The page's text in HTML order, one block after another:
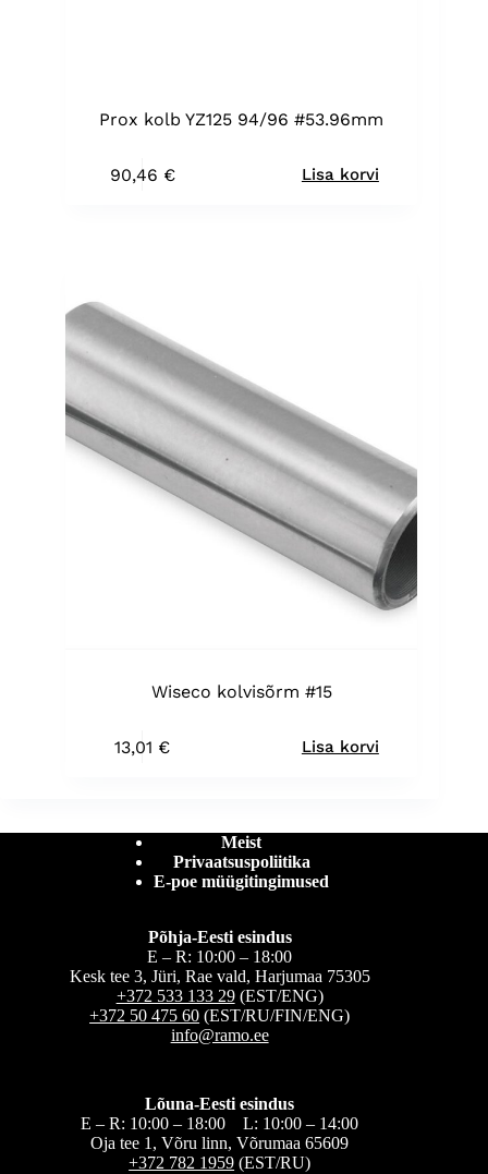
Prox kolb YZ125 94/96 #53.96mm
90,46 € Lisa korvi
Wiseco kolvisõrm #15
13,01 € Lisa korvi
Meist
Privaatsuspoliitika
E-poe müügitingimused
Põhja-Eesti esindus
E – R: 10:00 – 18:00
Kesk tee 3, Jüri, Rae vald, Harjumaa 75305
+372 533 133 29(EST/ENG)
+372 50 475 60 (EST/RU/FIN/ENG)
info@ramo.ee
Lõuna-Eesti esindus
E – R: 10:00 – 18:00 L: 10:00 – 14:00
Oja tee 1, Võru linn, Võrumaa 65609
+372 782 1959 (EST/RU)